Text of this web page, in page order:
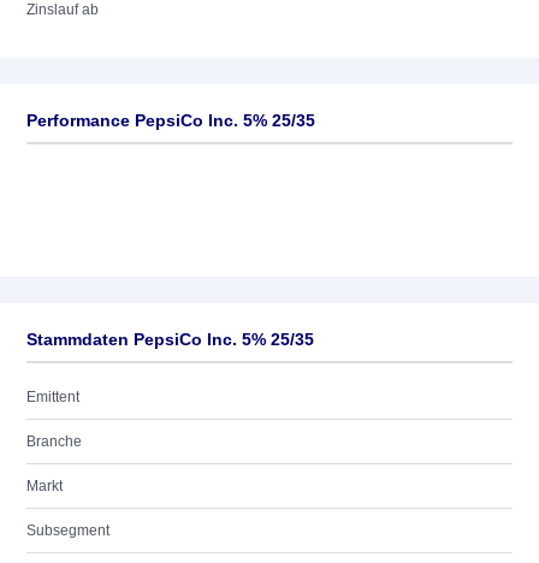
Zinslauf ab
Performance PepsiCo Inc. 5% 25/35
Stammdaten PepsiCo Inc. 5% 25/35
Emittent
Branche
Markt
Subsegment